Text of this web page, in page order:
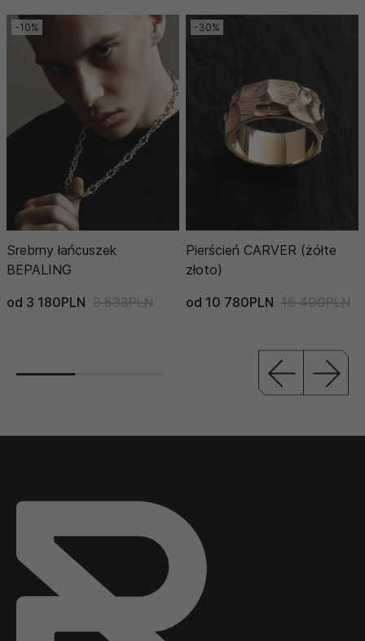
-10%
Srebrny łańcuszek
BEPALING
od 3 180PLN 3 533PLN
-30%
Pierścień CARVER (żółte
złoto)
od 10 780PLN 15 400PLN